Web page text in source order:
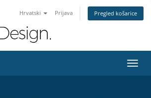
Hrvatski Prijava Pregled košarice